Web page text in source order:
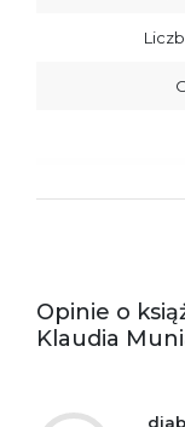
informacje
Opinie o
Klaudia